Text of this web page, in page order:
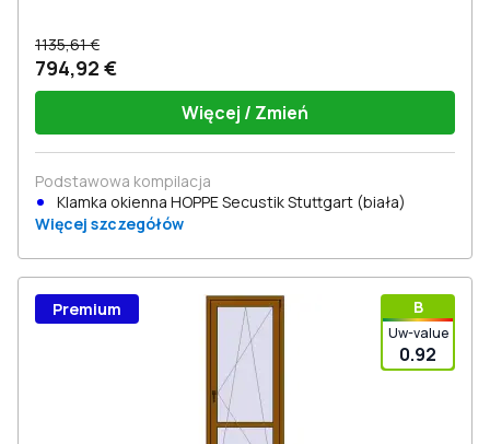
1135,61 €
794,92 €
Więcej / Zmień
Podstawowa kompilacja
Klamka okienna HOPPE Secustik Stuttgart (biała)
Więcej szczegółów
В
Uw-value
0.92
Premium